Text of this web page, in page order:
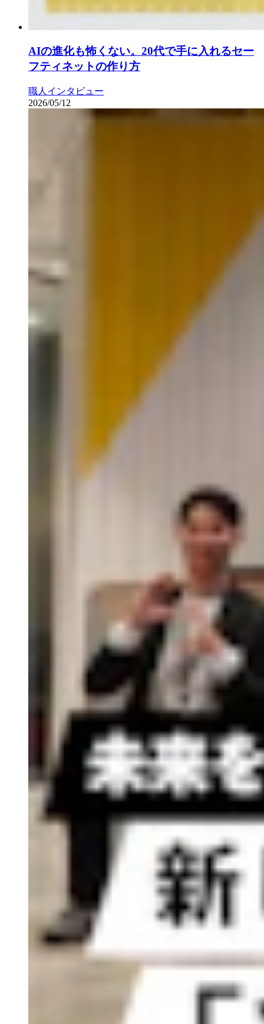
AIの進化も怖くない。20代で手に入れるセー
フティネットの作り方
職人インタビュー
2026/05/12